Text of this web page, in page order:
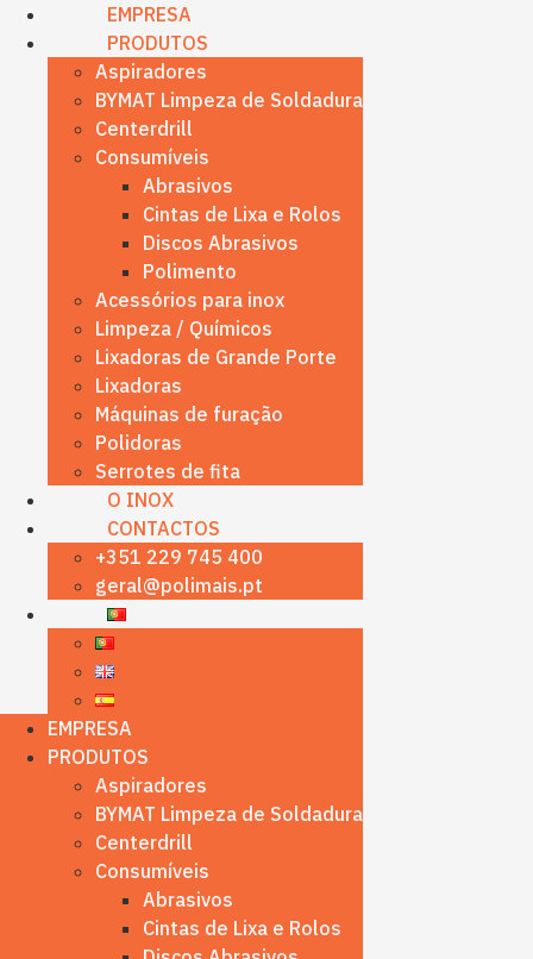
content
EMPRESA
PRODUTOS
Aspiradores
BYMAT Limpeza de Soldadura
Centerdrill
Consumíveis
Abrasivos
Cintas de Lixa e Rolos
Discos Abrasivos
Polimento
Acessórios para inox
Limpeza / Químicos
Lixadoras de Grande Porte
Lixadoras
Máquinas de furação
Polidoras
Serrotes de fita
O INOX
CONTACTOS
+351 229 745 400
geral@polimais.pt
EMPRESA
PRODUTOS
Aspiradores
BYMAT Limpeza de Soldadura
Centerdrill
Consumíveis
Abrasivos
Cintas de Lixa e Rolos